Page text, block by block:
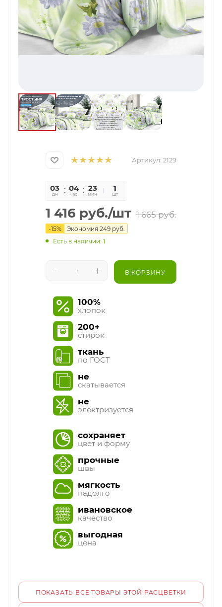
Артикул: 2129
03
дн
04
час
23
мин
53
сек
1
шт
1 416 руб./шт 1 665руб.
-15% Экономия 249 руб.
Есть в наличии: 1
В КОРЗИНУ
100%
хлопок
200+
стирок
ткань
по ГОСТ
не
скатывается
не
электризуется
сохраняет
цвет и форму
прочные
швы
мягкость
надолго
ивановское
качество
выгодная
цена
ПОКАЗАТЬ ВСЕ ТОВАРЫ ЭТОЙ РАСЦВЕТКИ